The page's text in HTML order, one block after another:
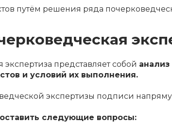
путём решения ряда
представляет собой
и условий их выполнения.
экспертизы подписи
следующие вопросы: